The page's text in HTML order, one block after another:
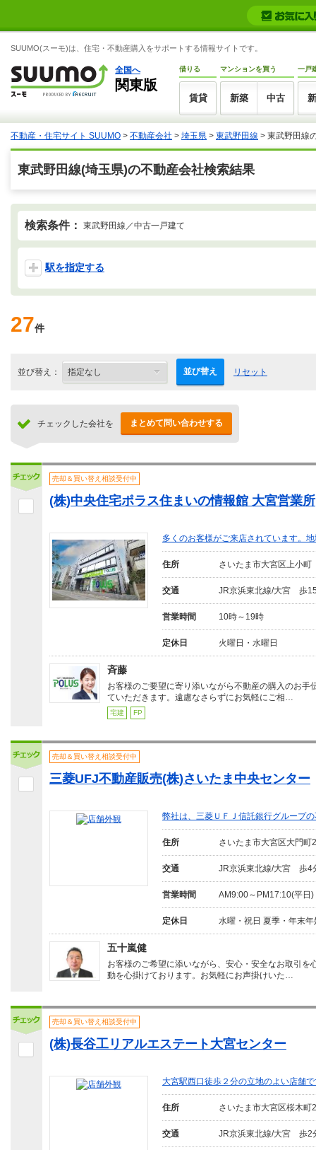
SUUMO(スーモ)は、住宅・不動産購入をサポートする情報サイトです。
全国へ
関東版
借りる
賃貸
マンションを買う
新築 中古
一戸
不動産・住宅サイト SUUMO > 不動産会社 > 埼玉県 > 東武野田線 > 東武野田線
東武野田線(埼玉県)の不動産会社検索結果
検索条件： 東武野田線／中古一戸建て
駅を指定する
27件
並び替え： 並び替え リセット
チェックした会社を まとめて問い合わせする
売却＆買い替え相談受付中
(株)中央住宅ポラス住まいの情報館 大宮営業所
多くのお客様がご来店されています。
住所 さいたま市大宮区上小町
交通 JR京浜東北線/大宮 歩
営業時間 10時～19時
定休日 火曜日・水曜日
斉藤
お客様のご要望に寄り添いながら不動産の購入のお手
ていただきます。遠慮なさらずにお気軽にご相…
宅建 FP
売却＆買い替え相談受付中
三菱UFJ不動産販売(株)さいたま中央センター
弊社は、三菱ＵＦＪ信託銀行グループ
住所 さいたま市大宮区大門町2
交通 JR京浜東北線/大宮 歩4
営業時間 AM9:00～PM17:10(平日)
定休日 水曜・祝日 夏季・年末年
五十嵐健
お客様のご希望に添いながら、安心・安全なお取引を
動を心掛けております。お気軽にお声掛けいた…
売却＆買い替え相談受付中
(株)長谷工リアルエステート大宮センター
大宮駅西口徒歩２分の立地のよい店舗
住所 さいたま市大宮区桜木町2
交通 JR京浜東北線/大宮 歩2